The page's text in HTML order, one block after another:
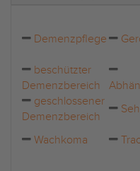
Demenzpflege
beschützter
Demenzbereich
geschlossener
Demenzbereich
Wachkoma